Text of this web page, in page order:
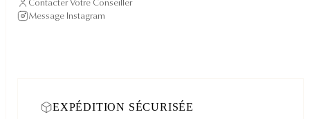
Contacter Votre Conseiller
Message Instagram
EXPÉDITION SÉCURISÉE